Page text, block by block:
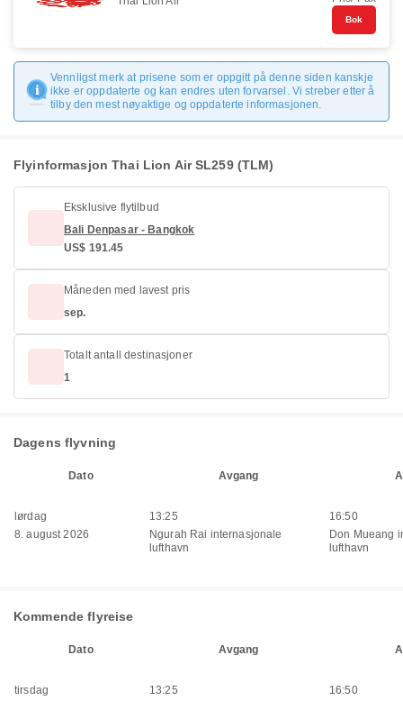
Bok
Vennligst merk at prisene som er oppgitt på denne siden kanskje
ikke er oppdaterte og kan endres uten forvarsel. Vi streber etter å
tilby den mest nøyaktige og oppdaterte informasjonen.
Flyinformasjon Thai Lion Air SL259 (TLM)
Eksklusive flytilbud
Bali Denpasar - Bangkok
US$ 191.45
Måneden med lavest pris
sep.
Totalt antall destinasjoner
1
Dagens flyvning
Dato Avgang
lørdag
8. august 2026
13:25
Ngurah Rai internasjonale
lufthavn
16:50
Don Mueang
lufthavn
Kommende flyreise
Dato Avgang
tirsdag
13:25
16:50